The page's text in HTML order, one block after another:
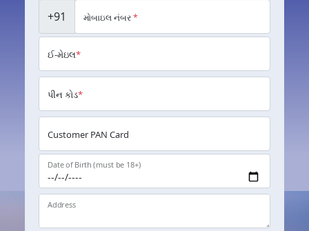
+91 મોબાઇલ નંબર*
ઈ-મેઇલ*
પીન કોડ*
Customer PAN Card
Date of Birth (must be 18+)
Address